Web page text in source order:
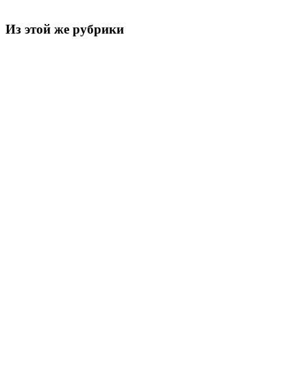
Из этой же рубрики